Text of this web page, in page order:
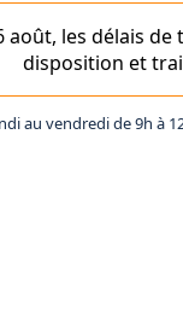
août, les délais
disposition et
au vendredi de 9h à